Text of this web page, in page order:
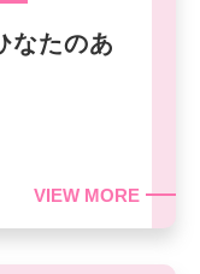
なたのあ
VIEW MORE